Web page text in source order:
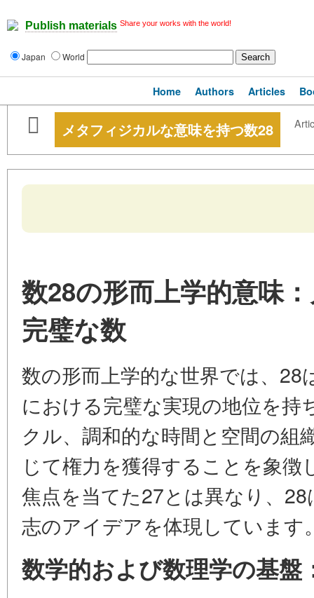
Publish materials Share your works with the world!
Japan World
Home Authors Articles
メタフィジカルな意味を持つ数28
数28の形而上学的意味
完璧な数
数の形而上学的な世界では、28
における完璧な実現の地位を
クル、調和的な時間と空間の組
じて権力を獲得することを象
焦点を当てた27とは異なり、
志のアイデアを体現しています
数学的および数理学の基盤